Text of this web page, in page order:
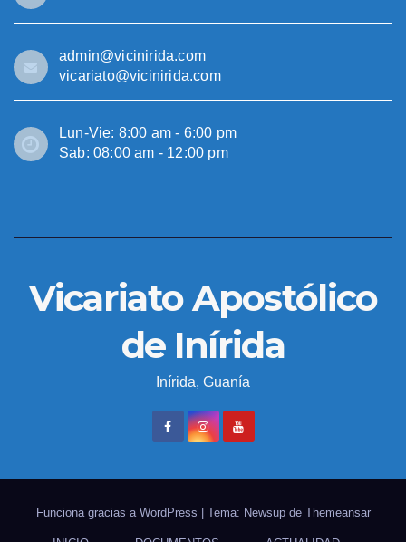
admin@vicinirida.com
vicariato@vicinirida.com
Lun-Vie: 8:00 am - 6:00 pm
Sab: 08:00 am - 12:00 pm
Vicariato Apostólico
de Inírida
Inírida, Guanía
Funciona gracias a WordPress Tema: Newsup de Themeansar